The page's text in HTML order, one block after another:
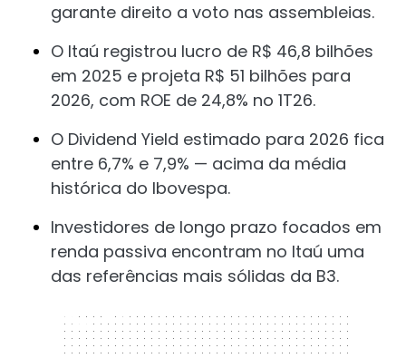
garante direito a voto nas assembleias.
O Itaú registrou lucro de R$ 46,8 bilhões
em 2025 e projeta R$ 51 bilhões para
2026, com ROE de 24,8% no 1T26.
O Dividend Yield estimado para 2026 fica
entre 6,7% e 7,9% — acima da média
histórica do Ibovespa.
Investidores de longo prazo focados em
renda passiva encontram no Itaú uma
das referências mais sólidas da B3.
320 x 50